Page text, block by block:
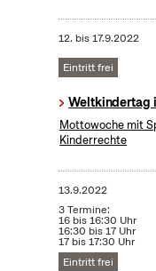
12. bis17.9.2022
Eintritt frei
Weltkindertag
Mottowoche mit
Kinderrechte
13.9.2022
3 Termine:
16 bis 16:30 Uhr
16:30 bis 17 Uhr
17 bis 17:30 Uhr
Eintritt frei